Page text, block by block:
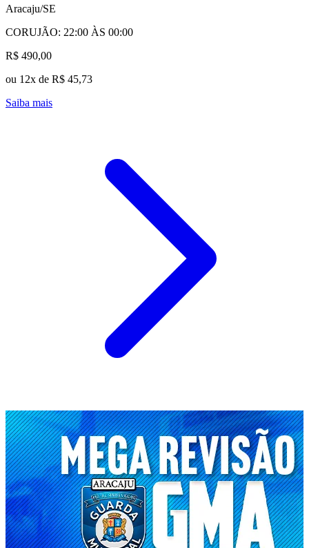
Aracaju/SE
CORUJÃO: 22:00 ÀS 00:00
R$ 490,00
ou 12x de R$ 45,73
Saiba mais